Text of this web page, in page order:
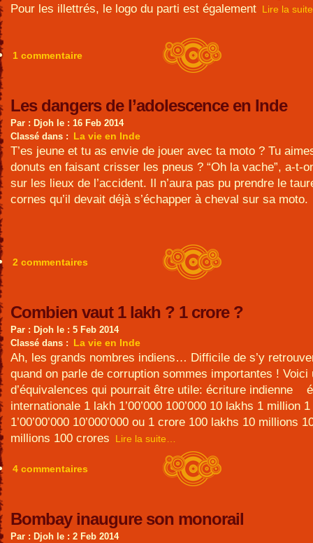
Pour les illettrés, le logo du parti est également Lire la
1 commentaire
Les dangers de l’adolescence en Inde
Par : Djoh le : 16 Feb 2014
Classé dans : La vie en Inde
T’es jeune et tu as envie de jouer avec ta moto ? Tu
donuts en faisant crisser les pneus ? “Oh la vache”, a-t-
sur les lieux de l’accident. Il n’aura pas pu prendre le
cornes qu’il devait déjà s’échapper à cheval sur sa moto.
2 commentaires
Combien vaut 1 lakh ? 1 crore ?
Par : Djoh le : 5 Feb 2014
Classé dans : La vie en Inde
Ah, les grands nombres indiens… Difficile de s’y
quand on parle de corruption sommes importantes ! Voici
d’équivalences qui pourrait être utile: écriture indienne
internationale 1 lakh 1’00’000 100’000 10 lakhs 1 million
1’00’00’000 10’000’000 ou 1 crore 100 lakhs 10 millions
millions 100 crores
Lire la suite…
4 commentaires
Bombay inaugure son monorail
Par : Djoh le : 2 Feb 2014